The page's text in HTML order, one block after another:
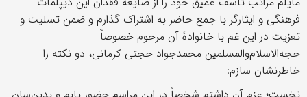
فرهنگی و ایثارگر با جمع حاضر به اشتراک گذارم و ضمن تسلیت و
تعزیت در این غم با خانوادۀ آن مرحوم خصوصاً
حجه‌الاسلام‌والمسلمین محمدجواد حجتی کرمانی، دو نکته را
خاطرنشان سازم: